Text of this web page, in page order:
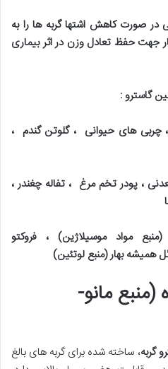
صورت کاهش اشتها گربه ها را به
جهت حفظ تعادل وزن در اثر بیماری
گاسترو:
های حیوانی ، گلوتن گندم ،
، پودر تخم مرغ ، تفاله چغندر ،
مواد موسیلاژین) ، فروکتو
همیشه بهار (منبع لوتئین)
مانو-
گربه، ساخته شده برای گربه های بالغ